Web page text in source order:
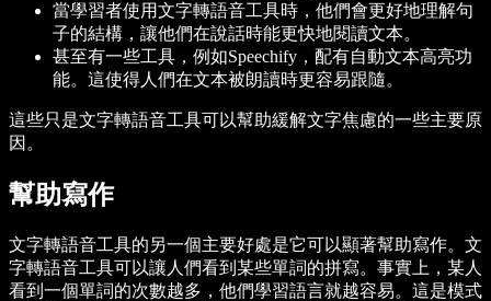
當學習者使用文字轉語音工具時，他們會更好地理解句
子的結構，讓他們在說話時能更快地閱讀文本。
甚至有一些工具，例如Speechify，配有自動文本高亮功
能。這使得人們在文本被朗讀時更容易跟隨。
這些只是文字轉語音工具可以幫助緩解文字焦慮的一些主要原
因。
幫助寫作
文字轉語音工具的另一個主要好處是它可以顯著幫助寫作。文
字轉語音工具可以讓人們看到某些單詞的拼寫。事實上，某人
看到一個單詞的次數越多，他們學習語言就越容易。這是模式